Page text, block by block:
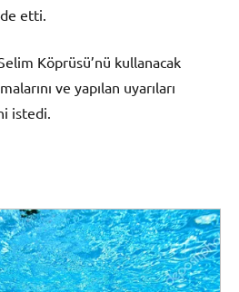
etti.
Köprüsü’nü kullanacak
ve yapılan uyarıları
istedi.